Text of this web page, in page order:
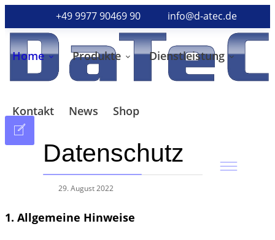
+49 9977 90469 90 info@d-atec.de
Home Produkte Dienstleistung
Kontakt News Shop
Datenschutz
29. August 2022
1. Allgemeine Hinweise